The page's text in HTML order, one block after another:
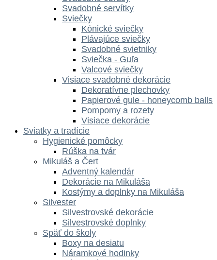
Svadobné servítky
Sviečky
Kónické sviečky
Plávajúce sviečky
Svadobné svietniky
Sviečka - Guľa
Valcové sviečky
Visiace svadobné dekorácie
Dekoratívne plechovky
Papierové gule - honeycomb balls
Pompomy a rozety
Visiace dekorácie
Sviatky a tradície
Hygienické pomôcky
Rúška na tvár
Mikuláš a Čert
Adventný kalendár
Dekorácie na Mikuláša
Kostýmy a doplnky na Mikuláša
Silvester
Silvestrovské dekorácie
Silvestrovské doplnky
Späť do školy
Boxy na desiatu
Náramkové hodinky